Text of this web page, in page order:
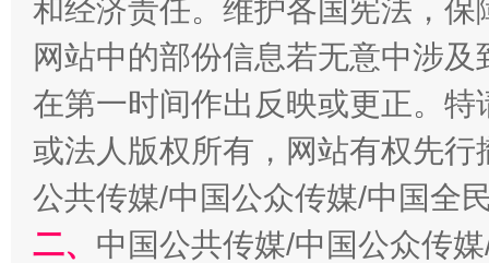
和经济责任。维护各国宪法，
网站中的部份信息若无意中涉
在第一时间作出反映或更正。
或法人版权所有，网站有权先
公共传媒/中国公众传媒/中国全
二、 中国公共传媒/中国公众传